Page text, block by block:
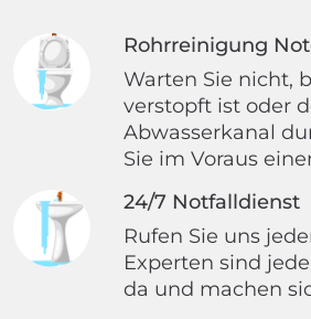
Rohrreinigung
Warten Sie nicht,
verstopft ist oder
Abwasserkanal
Sie im Voraus
24/7 Notfalldienst
Rufen Sie uns
Experten sind
da und machen